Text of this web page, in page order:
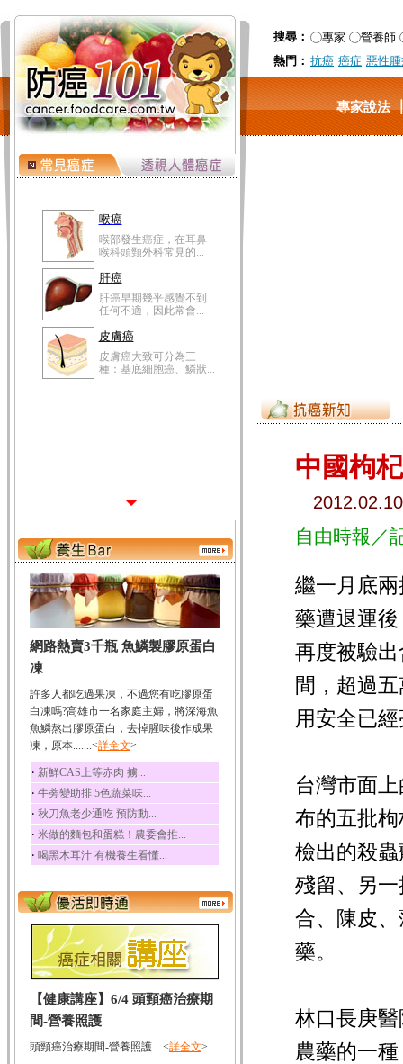
搜尋： 專家
營養師
熱門： 抗癌 癌症 惡性
專家說法
喉癌
喉部發生癌症，在耳鼻
喉科頭頸外科常見的...
肝癌
肝癌早期幾乎感覺不到
任何不適，因此常會...
皮膚癌
皮膚癌大致可分為三
種：基底細胞癌、鱗狀...
網路熱賣3千瓶 魚鱗製膠原蛋白
凍
許多人都吃過果凍，不過您有吃膠原蛋
白凍嗎?高雄市一名家庭主婦，將深海魚
魚鱗熬出膠原蛋白，去掉腥味後作成果
凍，原本.......<詳全文>
‧ 新鮮CAS上等赤肉 擄...
‧ 牛蒡變助排 5色蔬菜味...
‧ 秋刀魚老少通吃 預防動...
‧ 米做的麵包和蛋糕！農委會推...
‧ 喝黑木耳汁 有機養生看懂...
【健康講座】6/4 頭頸癌治療期
間-營養照護
頭頸癌治療期間-營養照護....<詳全文>
中國枸
2012.02.10
自由時報／
繼一月底
藥遭退運
再度被驗
間，超過
用安全已
台灣市面
布的五批
檢出的殺
殘留、另
合、陳皮
藥。
林口長庚
農藥的一